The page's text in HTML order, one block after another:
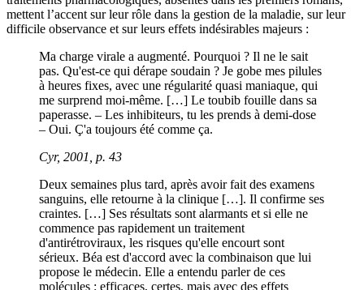
mettent l’accent sur leur rôle dans la gestion de la maladie, sur leur
difficile observance et sur leurs effets indésirables majeurs :
Ma charge virale a augmenté. Pourquoi ? Il ne le sait
pas. Qu'est-ce qui dérape soudain ? Je gobe mes pilules
à heures fixes, avec une régularité quasi maniaque, qui
me surprend moi-même. […] Le toubib fouille dans sa
paperasse. – Les inhibiteurs, tu les prends à demi-dose
– Oui. Ç'a toujours été comme ça.
Cyr, 2001, p. 43
Deux semaines plus tard, après avoir fait des examens
sanguins, elle retourne à la clinique […]. Il confirme ses
craintes. […] Ses résultats sont alarmants et si elle ne
commence pas rapidement un traitement
d'antirétroviraux, les risques qu'elle encourt sont
sérieux. Béa est d'accord avec la combinaison que lui
propose le médecin. Elle a entendu parler de ces
molécules : efficaces, certes, mais avec des effets